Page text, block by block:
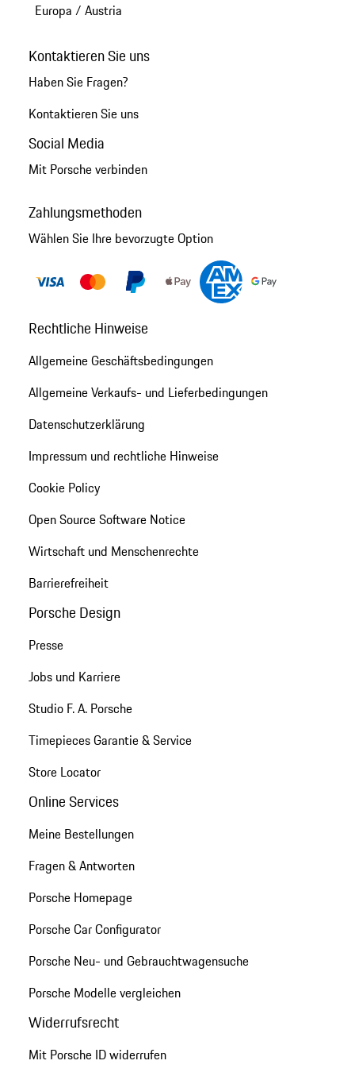
Europa / Austria
Kontaktieren Sie uns
Haben Sie Fragen?
Kontaktieren Sie uns
Social Media
Mit Porsche verbinden
Zahlungsmethoden
Wählen Sie Ihre bevorzugte Option
Rechtliche Hinweise
Allgemeine Geschäftsbedingungen
Allgemeine Verkaufs- und Lieferbedingungen
Datenschutzerklärung
Impressum und rechtliche Hinweise
Cookie Policy
Open Source Software Notice
Wirtschaft und Menschenrechte
Barrierefreiheit
Porsche Design
Presse
Jobs und Karriere
Studio F. A. Porsche
Timepieces Garantie & Service
Store Locator
Online Services
Meine Bestellungen
Fragen & Antworten
Porsche Homepage
Porsche Car Configurator
Porsche Neu- und Gebrauchtwagensuche
Porsche Modelle vergleichen
Widerrufsrecht
Mit Porsche ID widerrufen